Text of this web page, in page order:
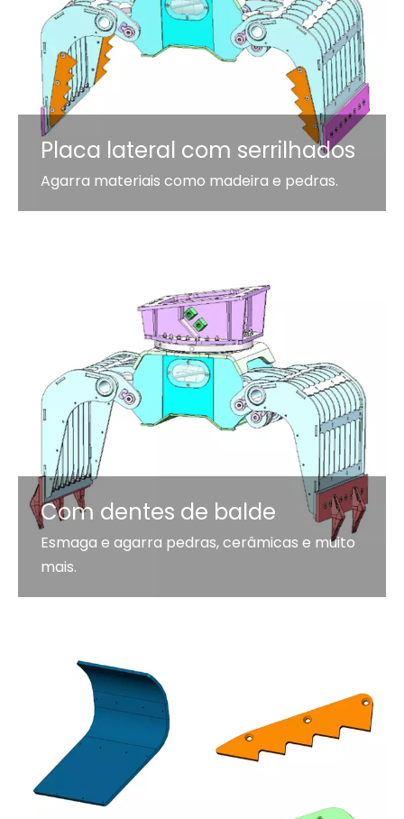
Placa lateral com serrilhados
Agarra materiais como madeira e pedras.
Com dentes de balde
Esmaga e agarra pedras, cerâmicas e muito
mais.